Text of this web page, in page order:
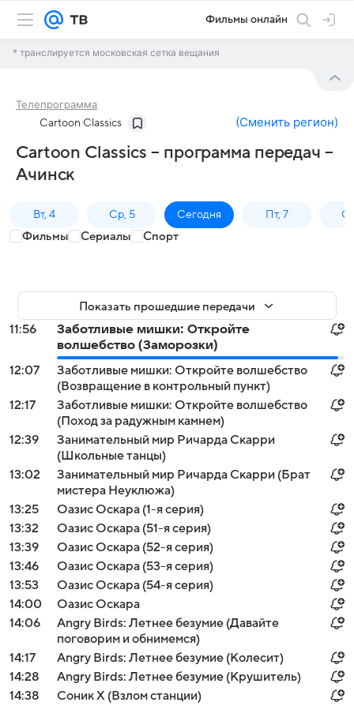
Фильмы онлайн
* транслируется московская сетка вещания
Телепрограмма
Cartoon Classics (Сменить регион)
Cartoon Classics – программа передач –
Ачинск
Вт, 4 Ср, 5 Сегодня Пт, 7
Фильмы Сериалы Спорт
Показать прошедшие передачи
11:56
Заботливые мишки: Откройте
волшебство (Заморозки)
12:07
Заботливые мишки: Откройте волшебство
(Возвращение в контрольный пункт)
12:17
Заботливые мишки: Откройте волшебство
(Поход за радужным камнем)
12:39
Занимательный мир Ричарда Скарри
(Школьные танцы)
13:02
Занимательный мир Ричарда Скарри (Брат
мистера Неуклюжа)
13:25
Оазис Оскара (1-я серия)
13:32
Оазис Оскара (51-я серия)
13:39
Оазис Оскара (52-я серия)
13:46
Оазис Оскара (53-я серия)
13:53
Оазис Оскара (54-я серия)
14:00
Оазис Оскара
14:06
Angry Birds: Летнее безумие (Давайте
поговорим и обнимемся)
14:17
Angry Birds: Летнее безумие (Колесит)
14:28
Angry Birds: Летнее безумие (Крушитель)
14:38
Соник Х (Взлом станции)